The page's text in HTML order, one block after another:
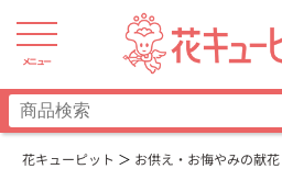
メニュー
花キューピット お供え・お悔やみの献花